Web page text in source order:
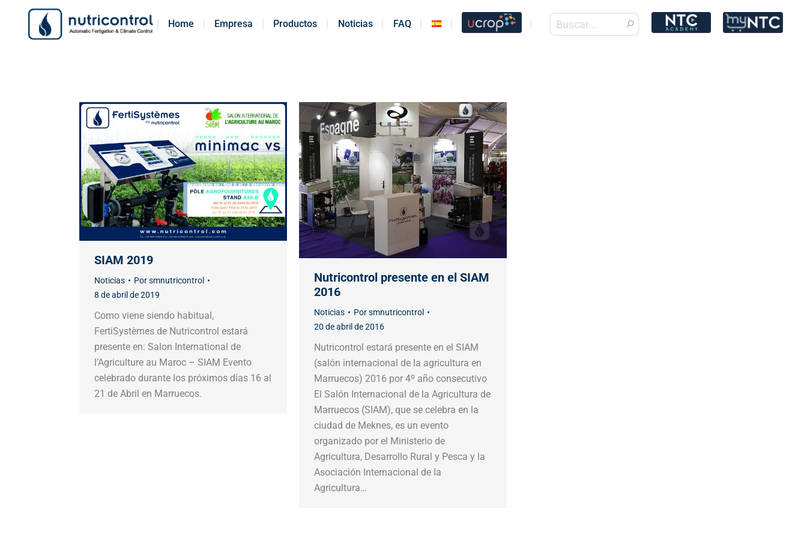
Home Empresa Productos Noticias FAQ
SIAM 2019
Noticias Porsmnutricontrol
8 de abril de 2019
Como viene siendo habitual,
FertiSystèmes de Nutricontrol estará
presente en: Salon International de
l’Agriculture au Maroc – SIAM Evento
celebrado durante los próximos días 16 al
21 de Abril en Marruecos.
Nutricontrol presente en el SIAM
2016
Noticias Porsmnutricontrol
20 de abril de 2016
Nutricontrol estará presente en el SIAM
(salón internacional de la agricultura en
Marruecos) 2016 por 4º año consecutivo
El Salón Internacional de la Agricultura de
Marruecos (SIAM), que se celebra en la
ciudad de Meknes, es un evento
organizado por el Ministerio de
Agricultura, Desarrollo Rural y Pesca y la
Asociación Internacional de la
Agricultura…
Home Empresa Productos Noticias FAQ